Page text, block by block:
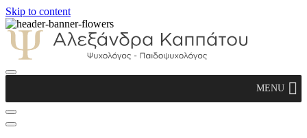
Skip to content
Παιδοψυχολόγος
MENU